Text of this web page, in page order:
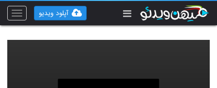
Toggle
آپلود ویدیو